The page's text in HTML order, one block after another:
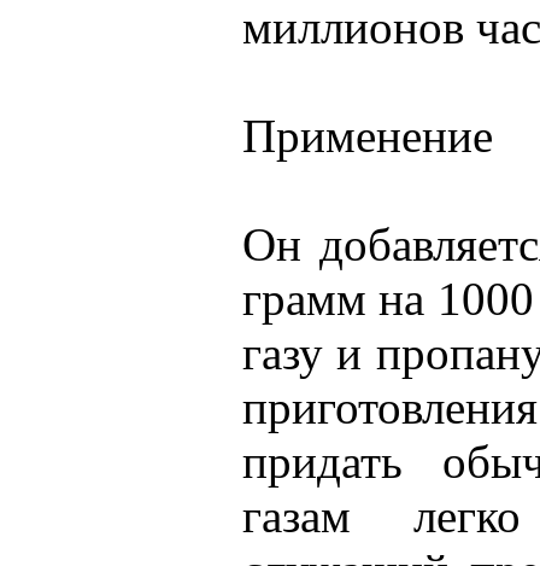
миллионов
Применение
Он
грамм на
газу и
придать
газам